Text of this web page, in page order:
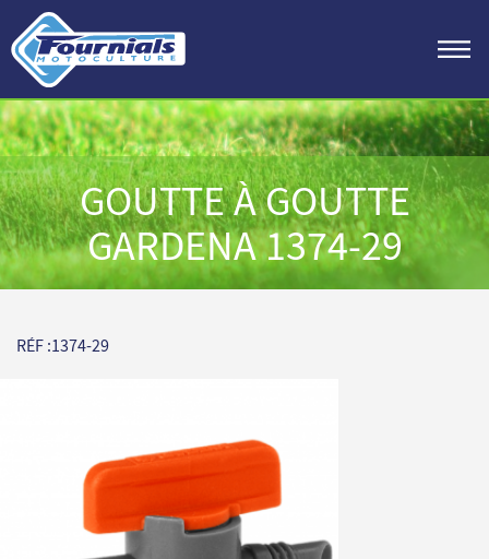
GOUTTE À GOUTTE
GARDENA 1374-29
RÉF :1374-29